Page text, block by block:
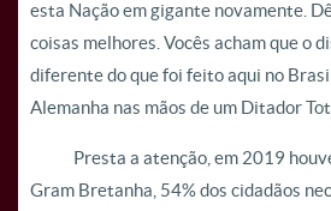
esta Nação em gigante novamente.
coisas melhores. Vocês acham que o
diferente do que foi feito aqui no
Alemanha nas mãos de um Ditador
Presta a atenção, em 2019 houve
Gram Bretanha, 54% dos cidadãos